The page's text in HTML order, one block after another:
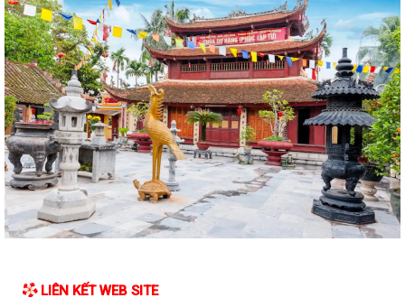
Công văn số 2968/QLD-MP ngày 31/7/2026 của Cục quản lý Dược -
Bộ Y tế về việc đình chỉ lưu hành,...
Công văn v/v đình chỉ lưu hành, thu hồi và tiêu hủy mỹ phẩm vi phạm
Công văn v/v thực hiện liên thông dữ liệu khám sức khỏe định kỳ,
khám sàng lọc
Công văn số 186/KH- UBND Triển khai thực hiện Chương trình quốc gia
về an toàn trong sử dụng điện...
Quyết định số: 55 /2026/QĐ-UBND TP Quy định hệ số điều chỉnh mức
thu nhập đủ điều kiện để được mua,...
tiếp tục triển khai thực hiện công...
LIÊN KẾT WEB SITE